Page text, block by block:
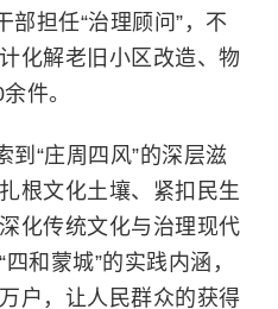
担任“治理顾问”，不
化解老旧小区改造、物
件。
到“庄周四风”的深层滋
根文化土壤、紧扣民生
化传统文化与治理现代
和蒙城”的实践内涵，
户，让人民群众的获得